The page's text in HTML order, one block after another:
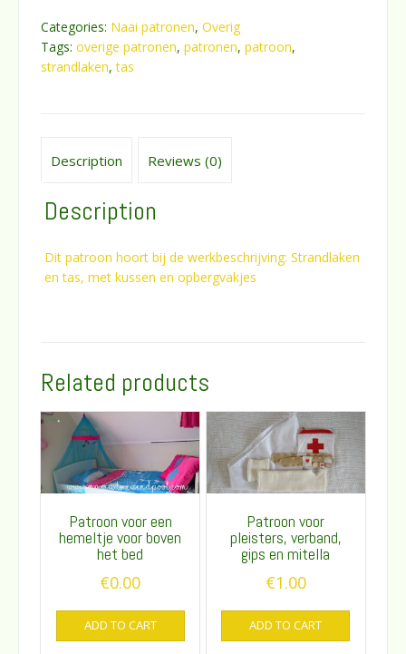
tas,
met
kussen
Categories: Naai patronen, Overig
Tags: overige patronen, patronen, patroon,
strandlaken,tas
Description Reviews (0)
Description
Dit patroon hoort bij de werkbeschrijving: Strandlaken
en tas, met kussen en opbergvakjes
Related products
Patroon voor een
hemeltje voor boven
het bed
€0.00
ADD TO CART
Patroon voor
pleisters, verband,
gips en mitella
€1.00
ADD TO CART